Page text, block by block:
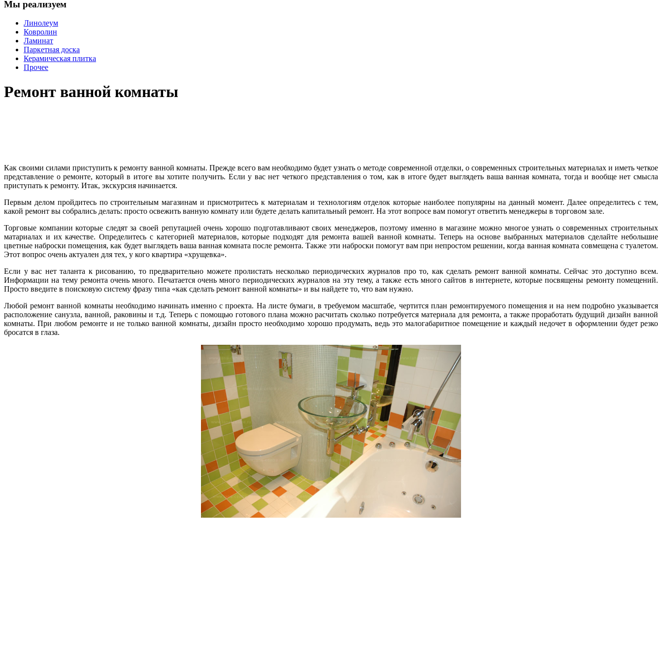
Мы реализуем
Линолеум
Ковролин
Ламинат
Паркетная доска
Керамическая плитка
Прочее
Ремонт ванной комнаты
Как своими силами приступить к ремонту ванной комнаты. Прежде всего вам необходимо будет узнать о методе современной отделки, о современных строительных материалах и иметь четкое
представление о ремонте, который в итоге вы хотите получить. Если у вас нет четкого представления о том, как в итоге будет выглядеть ваша ванная комната, тогда и вообще нет смысла
приступать к ремонту. Итак, экскурсия начинается.
Первым делом пройдитесь по строительным магазинам и присмотритесь к материалам и технологиям отделок которые наиболее популярны на данный момент. Далее определитесь с тем,
какой ремонт вы собрались делать: просто освежить ванную комнату или будете делать капитальный ремонт. На этот вопросе вам помогут ответить менеджеры в торговом зале.
Торговые компании которые следят за своей репутацией очень хорошо подготавливают своих менеджеров, поэтому именно в магазине можно многое узнать о современных строительных
матариалах и их качестве. Определитесь с категорией материалов, которые подходят для ремонта вашей ванной комнаты. Теперь на основе выбранных материалов сделайте небольшие
цветные наброски помещения, как будет выглядеть ваша ванная комната после ремонта. Также эти наброски помогут вам при непростом решении, когда ванная комната совмещена с туалетом.
Этот вопрос очень актуален для тех, у кого квартира «хрущевка».
Если у вас нет таланта к рисованию, то предварительно можете пролистать несколько периодических журналов про то, как сделать ремонт ванной комнаты. Сейчас это доступно всем.
Информации на тему ремонта очень много. Печатается очень много периодических журналов на эту тему, а также есть много сайтов в интернете, которые посвящены ремонту помещений.
Просто введите в поисковую систему фразу типа «как сделать ремонт ванной комнаты» и вы найдете то, что вам нужно.
Любой ремонт ванной комнаты необходимо начинать именно с проекта. На листе бумаги, в требуемом масштабе, чертится план ремонтируемого помещения и на нем подробно указывается
расположение санузла, ванной, раковины и т.д. Теперь с помощью готового плана можно расчитать сколько потребуется материала для ремонта, а также проработать будущий дизайн ванной
комнаты. При любом ремонте и не только ванной комнаты, дизайн просто необходимо хорошо продумать, ведь это малогабаритное помещение и каждый недочет в оформлении будет резко
бросатся в глаза.